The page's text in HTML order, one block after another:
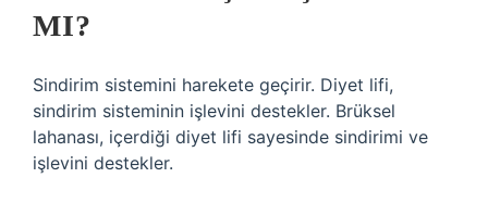
MI?
Sindirim sistemini harekete geçirir. Diyet lifi,
sindirim sisteminin işlevini destekler. Brüksel
lahanası, içerdiği diyet lifi sayesinde sindirimi ve
işlevini destekler.